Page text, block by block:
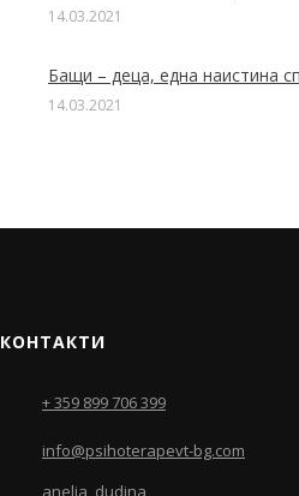
14.03.2021
Бащи – деца, една наистина
14.03.2021
КОНТАКТИ
+ 359 899 706 399
info@psihoterapevt-bg.com
anelia_dudina